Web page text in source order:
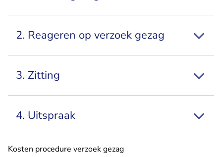
2. Reageren op verzoek gezag
3. Zitting
4. Uitspraak
Kosten procedure verzoek gezag